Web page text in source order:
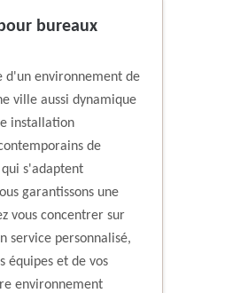
bureaux
d'un environnement de
ville aussi dynamique
installation
de
s'adaptent
garantissons une
vous concentrer sur
service personnalisé,
équipes et de vos
environnement